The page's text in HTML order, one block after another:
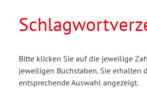
Bitte klicken Sie auf die jeweilige
jeweiligen Buchstaben. Sie erhalten
entsprechende Auswahl angezeigt.